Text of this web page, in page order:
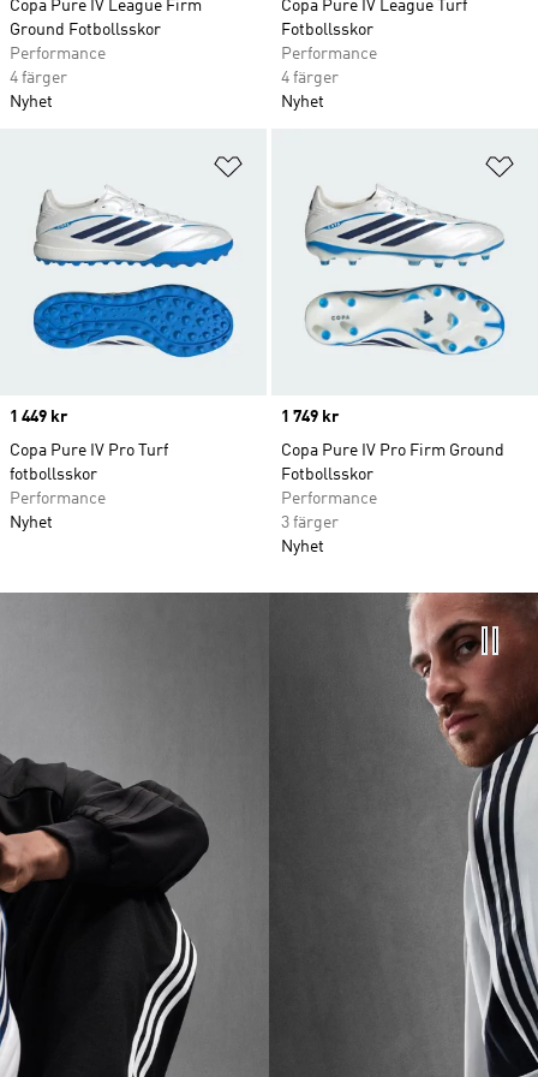
Copa Pure IV League Firm
Ground Fotbollsskor
Performance
4 färger
Nyhet
Copa Pure IV League Turf
Fotbollsskor
Performance
4 färger
Nyhet
Price
1 449 kr
Copa Pure IV Pro Turf
fotbollsskor
Performance
Nyhet
Price
1 749 kr
Copa Pure IV Pro Firm Ground
Fotbollsskor
Performance
3 färger
Nyhet